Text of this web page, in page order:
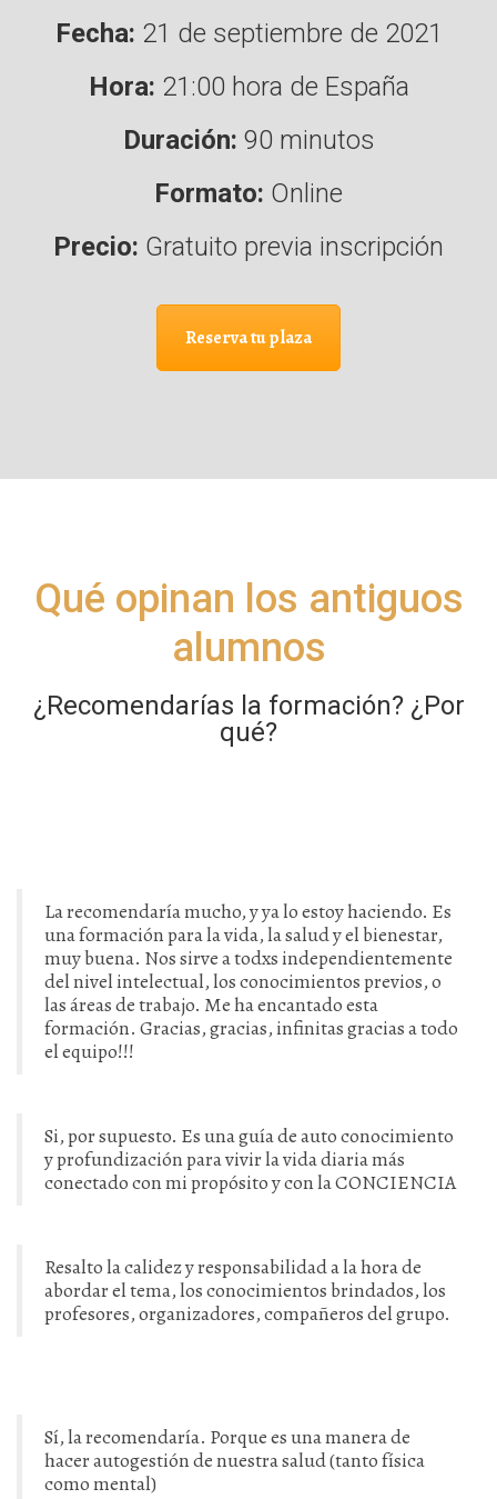
Fecha: 21 de septiembre de 2021
Hora: 21:00 hora de España
Duración: 90 minutos
Formato: Online
Precio: Gratuito previa inscripción
Reserva tu plaza
Qué opinan los antiguos
alumnos
¿Recomendarías la formación? ¿Por
qué?
La recomendaría mucho, y ya lo estoy haciendo. Es
una formación para la vida, la salud y el bienestar,
muy buena. Nos sirve a todxs independientemente
del nivel intelectual, los conocimientos previos, o
las áreas de trabajo. Me ha encantado esta
formación. Gracias, gracias, infinitas gracias a todo
el equipo!!!
Si, por supuesto. Es una guía de auto conocimiento
y profundización para vivir la vida diaria más
conectado con mi propósito y con la CONCIENCIA
Resalto la calidez y responsabilidad a la hora de
abordar el tema, los conocimientos brindados, los
profesores, organizadores, compañeros del grupo.
Sí, la recomendaría. Porque es una manera de
hacer autogestión de nuestra salud (tanto física
como mental)